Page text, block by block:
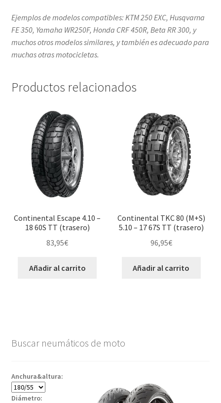
Ejemplos de modelos compatibles: KTM 250 EXC, Husqvarna
FE 350, Yamaha WR250F, Honda CRF 450R, Beta RR 300, y
muchos otros modelos similares, y también es adecuado para
muchas otras motocicletas.
Productos relacionados
Continental Escape 4.10 –
18 60S TT (trasero)
83,95€
Añadir al carrito
Continental TKC 80 (M+S)
5.10 – 17 67S TT (trasero)
96,95€
Añadir al carrito
Buscar neumáticos de moto
Anchura&altura:
Diámetro: